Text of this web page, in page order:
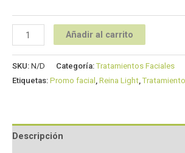
Añadir al carrito
SKU: N/D Categoría:Tratamientos Faciales
Etiquetas: Promo facial , Reina Light,
Descripción